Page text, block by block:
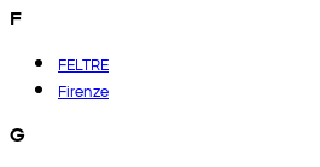
F
FELTRE
Firenze
G